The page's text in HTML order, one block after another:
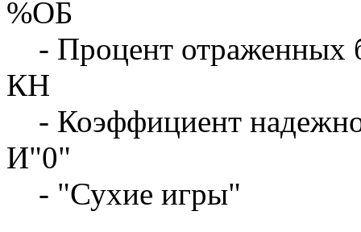
%ОБ
- Процент отраженных
КН
- Коэффициент
И"0"
- "Сухие игры"